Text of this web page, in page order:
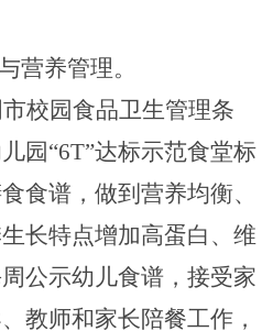
营养管理。
校园食品卫生管理条
园“6T”达标示范食堂标
食谱，做到营养均衡、
长特点增加高蛋白、维
公示幼儿食谱，接受家
教师和家长陪餐工作，